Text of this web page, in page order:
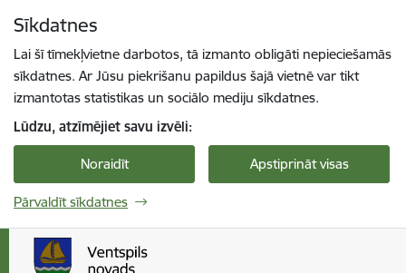
Sīkdatnes
Lai šī tīmekļvietne darbotos, tā izmanto obligāti nepieciešamās
sīkdatnes. Ar Jūsu piekrišanu papildus šajā vietnē var tikt
izmantotas statistikas un sociālo mediju sīkdatnes.
Lūdzu, atzīmējiet savu izvēli:
Noraidīt Apstiprināt visas
Pārvaldīt sīkdatnes